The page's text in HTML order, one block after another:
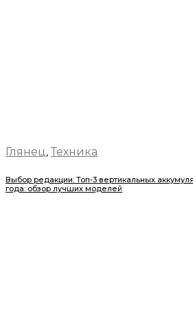
Глянец, Техника
Выбор редакции: Топ-3 вертикальных
года: обзор лучших моделей